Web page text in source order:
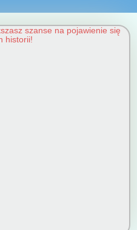
szanse na pojawienie się
historii!